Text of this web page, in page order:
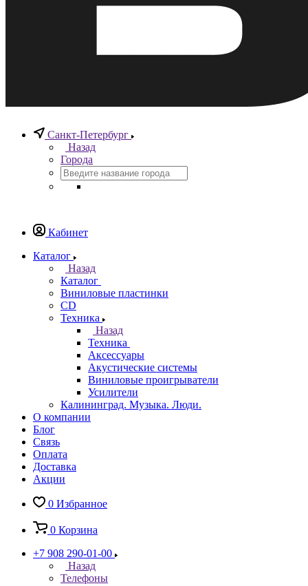
Санкт-Петербург
Назад
Города
Кабинет
Каталог
Назад
Каталог
Виниловые пластинки
CD
Техника
Назад
Техника
Аксессуары
Акустические системы
Виниловые проигрыватели
Усилители
Калининград. Музыка. Люди.
О компании
Блог
Связь
Оплата
Доставка
Акции
0 Избранное
0 Корзина
+7 908 290-01-00
Назад
Телефоны